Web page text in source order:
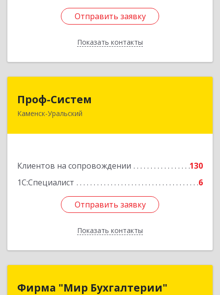
Отправить заявку
Показать контакты
Отправить заявку
Назад
Проф-Систем
Каменск-Уральский
Клиентов на сопровождении
130
1С:Специалист
6
Отправить заявку
Показать контакты
623406, Свердловская обл, Каменск-Уральский
Отправить заявку
Назад
Фирма "Мир Бухгалтерии"